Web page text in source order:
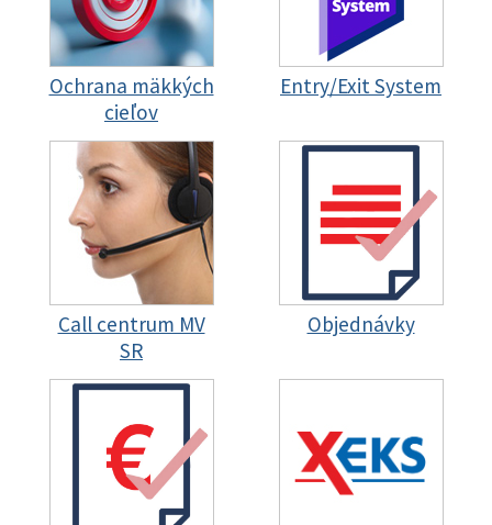
Ochrana mäkkých
cieľov
Entry/Exit System
Call centrum MV
SR
Objednávky